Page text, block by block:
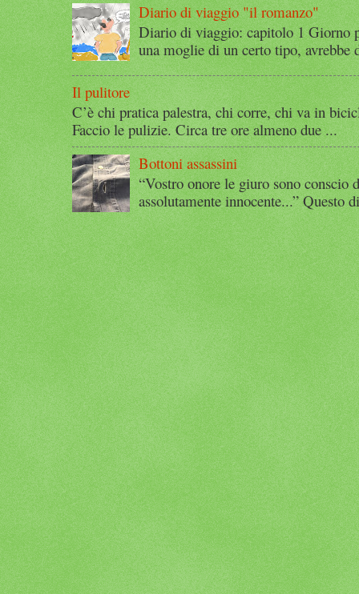
Diario di viaggio "il romanzo"
Diario di viaggio: capitolo 1 Giorno
una moglie di un certo tipo, avrebbe
Il pulitore
C’è chi pratica palestra, chi corre, chi va in
Faccio le pulizie. Circa tre ore almeno due ...
Bottoni assassini
“Vostro onore le giuro sono conscio
assolutamente innocente...” Questo